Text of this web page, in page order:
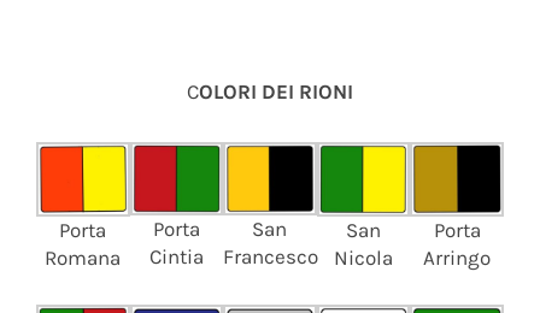
COLORI DEI RIONI
Porta
Romana
Porta
Cintia
San
Francesco
San
Nicola
Porta
Arringo